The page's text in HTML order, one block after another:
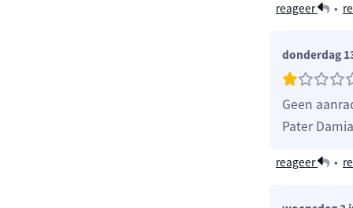
reageer •
donderdag
Geen
Pater
reageer •